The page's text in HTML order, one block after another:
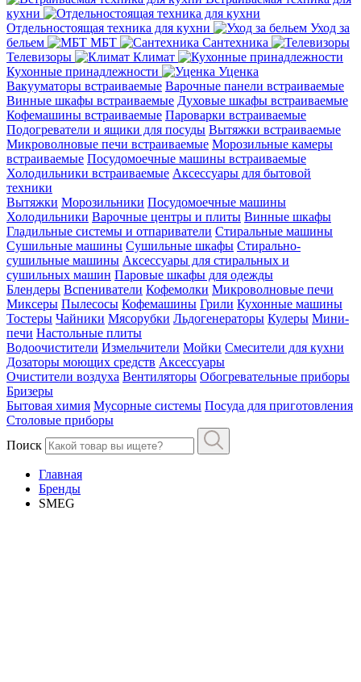
кухни
Отдельностоящая техника для кухни
Уход за
бельем
МБТ
Сантехника
Телевизоры
Климат
Кухонные принадлежности
Уценка
Вакууматоры встраиваемые Варочные панели встраиваемые
Винные шкафы встраиваемые Духовые шкафы встраиваемые
Кофемашины встраиваемые Пароварки встраиваемые
Подогреватели и ящики для посуды Вытяжки встраиваемые
Микроволновые печи встраиваемые Морозильные камеры
встраиваемые Посудомоечные машины встраиваемые
Холодильники встраиваемые Аксессуары для бытовой
техники
Вытяжки Морозильники Посудомоечные машины
Холодильники Варочные центры и плиты Винные шкафы
Гладильные системы и отпариватели Стиральные машины
Сушильные машины Сушильные шкафы Стирально-
сушильные машины Аксессуары для стиральных и
сушильных машин Паровые шкафы для одежды
Блендеры Вспениватели Кофемолки Микроволновые печи
Миксеры Пылесосы Кофемашины Грили Кухонные машины
Тостеры Чайники Мясорубки Льдогенераторы Кулеры Мини-
печи Настольные плиты
Водоочистители Измельчители Мойки Смесители для кухни
Дозаторы моющих средств Аксессуары
Очистители воздуха Вентиляторы Обогревательные приборы
Бризеры
Бытовая химия Мусорные системы Посуда для приготовления
Столовые приборы
Поиск
Главная
Бренды
SMEG